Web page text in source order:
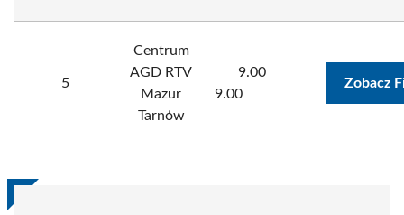
5
Centrum
AGD RTV
Mazur
Tarnόw
9.00
9.00
Zobacz